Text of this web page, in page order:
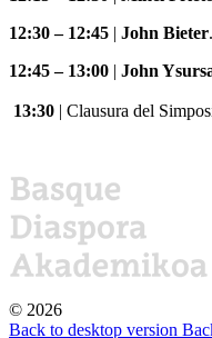
12:30 – 12:45 | John Bieter
12:45 – 13:00 | John
13:30 | Clausura del
© 2026
Back to desktop version